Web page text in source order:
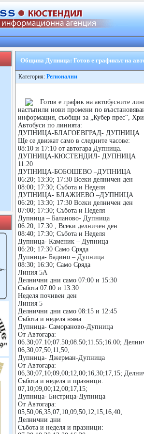
Община Дупница: Готов е графикът на
Категория: Регионални
Готов е график на автобусните
настъпили нови промени по
информация, съобщи за „Кубер прeс“,
Автобуси по линията:
ДУПНИЦА-БЛАГОЕВГРАД- ДУПНИЦА
Ще се движат само в следните часове:
08:10 и 17:10 от автогара Дупница.
ДУПНИЦА-КЮСТЕНДИЛ- ДУПНИЦА
11:20
ДУПНИЦА-БОБОШЕВО –ДУПНИЦА
06:20; 13:30; 17:30 Всеки делничен ден
08:00; 17:30; Събота и Неделя
ДУПНИЦА- БЛАЖИЕВО –ДУПНИЦА
06:20; 13:30; 17:30 Всеки делничен ден
07:00; 17:30; Събота и Неделя
Дупница – Баланово- Дупница
06:20; 17:30 ; Всеки делничен ден
08:40; 17:30; Събота и Неделя
Дупница- Каменик – Дупница
06:20; 17:30 Само Сряда
Дупница- Бадино – Дупница
08:30; 16:30; Само Сряда
Линия 5А
Делнични дни само 07:00 и 15:30
Събота 07:00 и 13:30
Неделя почивен ден
Линия 5
Делнични дни само 08:15 и 12:45
Събота и неделя няма
Дупница- Самораново-Дупница
От Автогара:
06.30;07.10;07.50;08.50;11.55;16.00;
06,30;07,50;11,50;
Дупница- Джерман-Дупница
От Автогара:
06,30;07,10;09,00;12,00;16,30;17,15;
Събота и неделя и празници:
07,10;09,00;12,00;17,15;
Дупница- Бистрица-Дупница
От Автогара:
05,50;06,35;07,10;09,50;12,15;16,40;
Делнични дни
Събота и неделя и празници: